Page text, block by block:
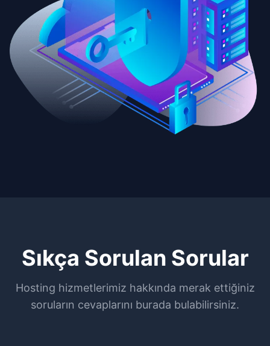
Sıkça Sorulan Sorular
Hosting hizmetlerimiz hakkında merak ettiğiniz
soruların cevaplarını burada bulabilirsiniz.